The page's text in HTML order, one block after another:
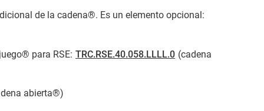
de la cadena®. Es un elemento opcional:
para RSE: TRC.RSE.40.058.LLLL.0 (cadena
abierta®)